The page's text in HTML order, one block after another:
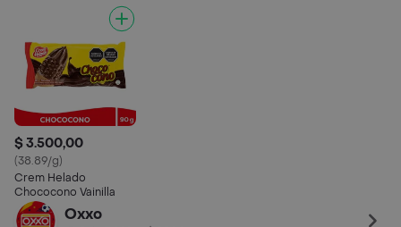
$ 3.500,00
(38.89/g)
Crem Helado
Chococono Vainilla
Oxxo